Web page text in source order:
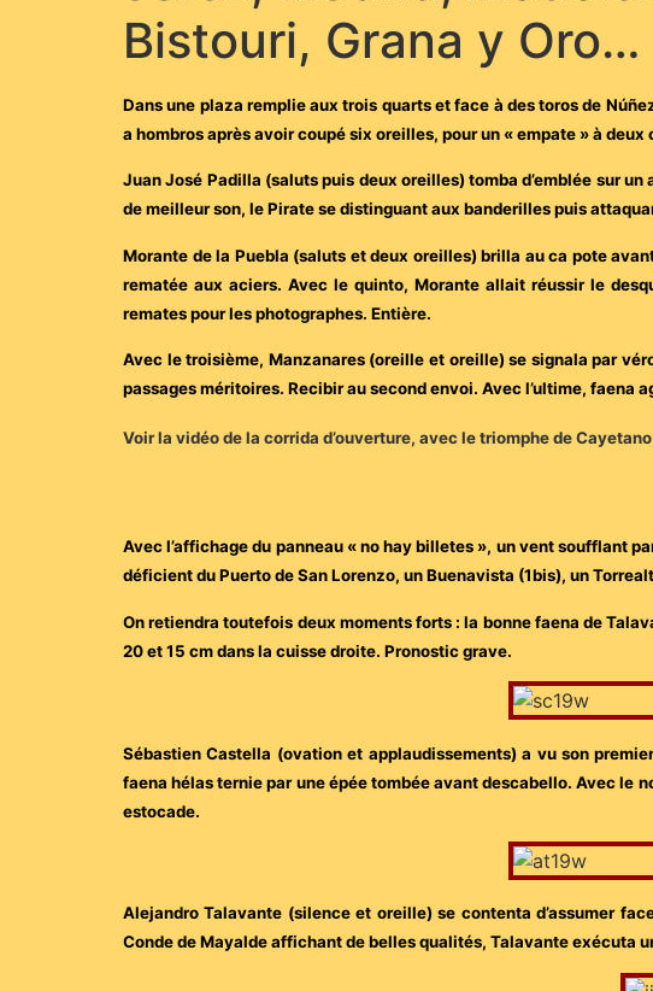
Bistouri, Grana y Oro…
Dans une plaza remplie aux trois quarts et face à des toros de
a hombros après avoir coupé six oreilles, pour un « empate » à deux
Juan José Padilla (saluts puis deux oreilles) tomba d’emblée sur
de meilleur son, le Pirate se distinguant aux banderilles puis
Morante de la Puebla (saluts et deux oreilles) brilla au ca pote
rematée aux aciers. Avec le quinto, Morante allait réussir le
remates pour les photographes. Entière.
Avec le troisième, Manzanares (oreille et oreille) se signala par
passages méritoires. Recibir au second envoi. Avec l’ultime,
Voir la vidéo de la corrida d’ouverture, avec le triomphe de
Avec l’affichage du panneau « no hay billetes », un vent soufflant
déficient du Puerto de San Lorenzo, un Buenavista (1bis), un
On retiendra toutefois deux moments forts : la bonne faena de
20 et 15 cm dans la cuisse droite. Pronostic grave.
Sébastien Castella (ovation et applaudissements) a vu son
faena hélas ternie par une épée tombée avant descabello. Avec le
estocade.
Alejandro Talavante (silence et oreille) se contenta d’assumer
Conde de Mayalde affichant de belles qualités, Talavante exécuta